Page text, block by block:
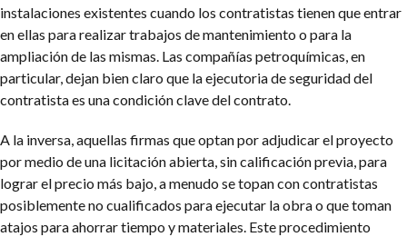
instalaciones existentes cuando los contratistas tienen que entrar
en ellas para realizar trabajos de mantenimiento o para la
ampliación de las mismas. Las compañías petroquímicas, en
particular, dejan bien claro que la ejecutoria de seguridad del
contratista es una condición clave del contrato.
A la inversa, aquellas firmas que optan por adjudicar el proyecto
por medio de una licitación abierta, sin calificación previa, para
lograr el precio más bajo, a menudo se topan con contratistas
posiblemente no cualificados para ejecutar la obra o que toman
atajos para ahorrar tiempo y materiales. Este procedimiento